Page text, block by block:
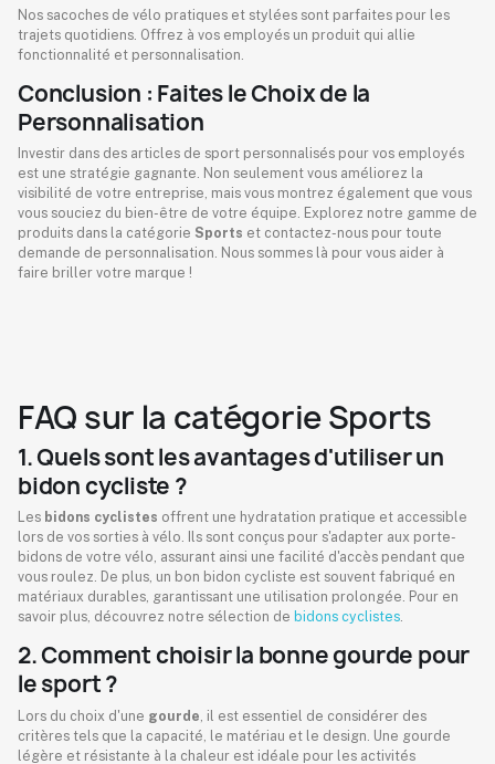
Nos sacoches de vélo pratiques et stylées sont parfaites pour les
trajets quotidiens. Offrez à vos employés un produit qui allie
fonctionnalité et personnalisation.
Conclusion : Faites le Choix de la
Personnalisation
Investir dans des articles de sport personnalisés pour vos employés
est une stratégie gagnante. Non seulement vous améliorez la
visibilité de votre entreprise, mais vous montrez également que vous
vous souciez du bien-être de votre équipe. Explorez notre gamme de
produits dans la catégorie Sports et contactez-nous pour toute
demande de personnalisation. Nous sommes là pour vous aider à
faire briller votre marque !
FAQ sur la catégorie Sports
1. Quels sont les avantages d'utiliser un
bidon cycliste ?
Les bidons cyclistes offrent une hydratation pratique et accessible
lors de vos sorties à vélo. Ils sont conçus pour s'adapter aux porte-
bidons de votre vélo, assurant ainsi une facilité d'accès pendant que
vous roulez. De plus, un bon bidon cycliste est souvent fabriqué en
matériaux durables, garantissant une utilisation prolongée. Pour en
savoir plus, découvrez notre sélection de bidons cyclistes.
2. Comment choisir la bonne gourde pour
le sport ?
Lors du choix d'une gourde , il est essentiel de considérer des
critères tels que la capacité, le matériau et le design. Une gourde
légère et résistante à la chaleur est idéale pour les activités